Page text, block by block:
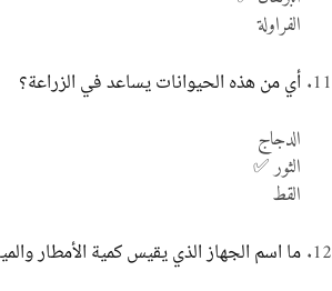
الفراولة
أي من هذه الحيوانات يساعد في الزراعة؟
الدجاج
الثور ✅
القط
ما اسم الجهاز الذي يقيس كمية الأمطار